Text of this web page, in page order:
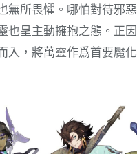
無所畏懼。哪怕對待邪
也呈主動擁抱之態。正
入，將萬靈作爲首要魘